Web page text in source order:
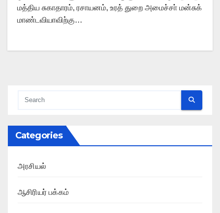
மத்திய சுகாதாரம், ரசாயனம், உரத் துறை அமைச்சா் மன்சுக்
மாண்டவியாவிற்கு…
Categories
அரசியல்
ஆசிரியர் பக்கம்